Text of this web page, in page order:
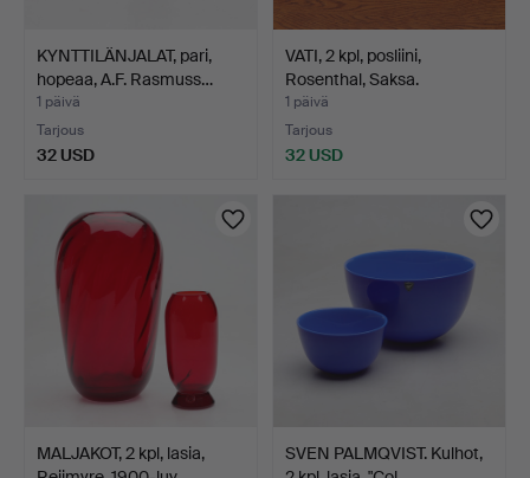
KYNTTILÄNJALAT, pari,
hopeaa, A.F. Rasmuss…
1 päivä
Tarjous
32 USD
VATI, 2 kpl, posliini,
Rosenthal, Saksa.
1 päivä
Tarjous
32 USD
MALJAKOT, 2 kpl, lasia,
SVEN PALMQVIST. Kulhot,